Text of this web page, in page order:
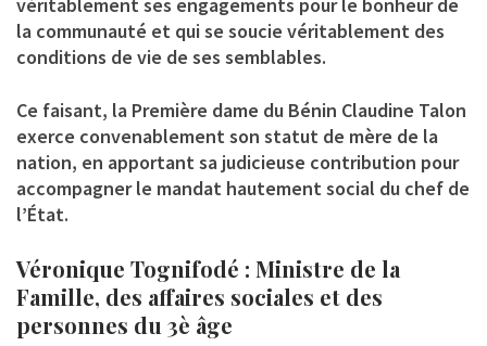
véritablement ses engagements pour le bonheur de
la communauté et qui se soucie véritablement des
conditions de vie de ses semblables.
Ce faisant, la Première dame du Bénin Claudine Talon
exerce convenablement son statut de mère de la
nation, en apportant sa judicieuse contribution pour
accompagner le mandat hautement social du chef de
l’État.
Véronique Tognifodé : Ministre de la
Famille, des affaires sociales et des
personnes du 3è âge